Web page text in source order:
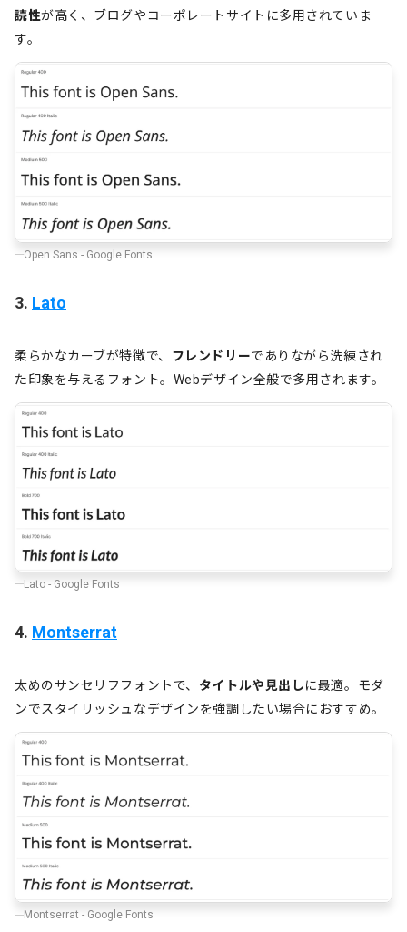
読性が高く、ブログやコーポレートサイトに多用されていま
す。
Open Sans - Google Fonts
3. Lato
柔らかなカーブが特徴で、 フレンドリーでありながら洗練され
た印象を与えるフォント。Webデザイン全般で多用されます。
Lato - Google Fonts
4. Montserrat
太めのサンセリフフォントで、 タイトルや見出しに最適。モダ
ンでスタイリッシュなデザインを強調したい場合におすすめ。
Montserrat - Google Fonts